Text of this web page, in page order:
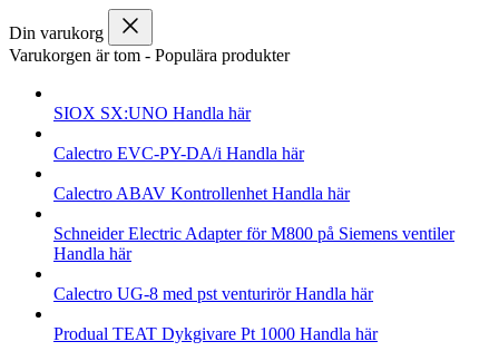
Din varukorg
Varukorgen är tom - Populära produkter
SIOX SX:UNO Handla här
Calectro EVC-PY-DA/i Handla här
Calectro ABAV Kontrollenhet Handla här
Schneider Electric Adapter för M800 på Siemens ventiler
Handla här
Calectro UG-8 med pst venturirörHandla här
Produal TEAT Dykgivare Pt 1000 Handla här